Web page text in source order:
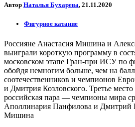
Автор Наталья Бухарева, 21.11.2020
Фигурное катание
Россияне Анастасия Мишина и
выиграли короткую программу в
московском этапе Гран-при ИСУ по
обойдя немногим больше, чем на
соотечественников и чемпионов
и Дмитрия Козловского. Третье
российская пара — чемпионы мира
Аполлинария Панфилова и Дмитрий
Мишина